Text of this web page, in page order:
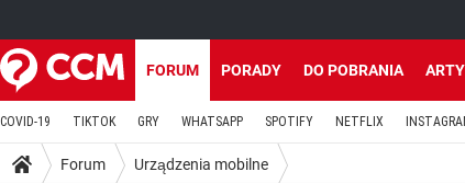
FORUM PORADY DO POBRANIA
COVID-19 TIKTOK GRY WHATSAPP SPOTIFY NETFLIX
Forum Urządzenia mobilne